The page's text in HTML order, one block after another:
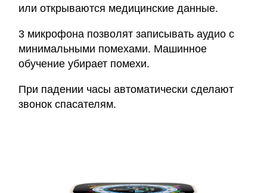
или открываются медицинские данные.
3 микрофона позволят записывать аудио с
минимальными помехами. Машинное
обучение убирает помехи.
При падении часы автоматически сделают
звонок спасателям.